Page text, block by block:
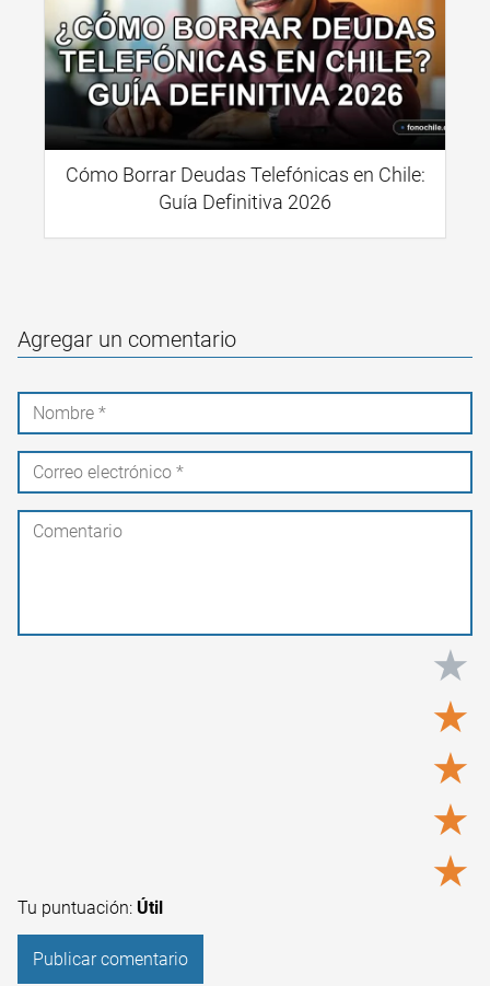
Cómo Borrar Deudas Telefónicas en Chile:
Guía Definitiva 2026
Agregar un comentario
★
★
★
★
★
Tu puntuación: Útil